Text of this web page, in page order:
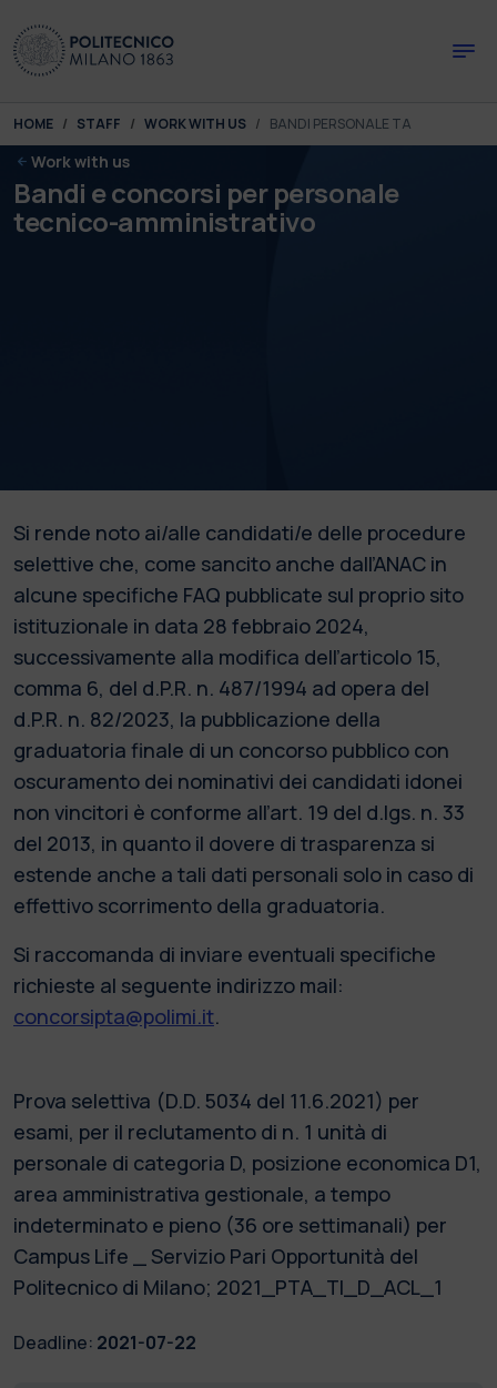
You are here:
HOME STAFF WORK WITH US BANDI PERSONALE TA
Work with us
Bandi e concorsi per personale
tecnico-amministrativo
Si rende noto ai/alle candidati/e delle procedure
selettive che, come sancito anche dall’ANAC in
alcune specifiche FAQ pubblicate sul proprio sito
istituzionale in data 28 febbraio 2024,
successivamente alla modifica dell’articolo 15,
comma 6, del d.P.R. n. 487/1994 ad opera del
d.P.R. n. 82/2023, la pubblicazione della
graduatoria finale di un concorso pubblico con
oscuramento dei nominativi dei candidati idonei
non vincitori è conforme all’art. 19 del d.lgs. n. 33
del 2013, in quanto il dovere di trasparenza si
estende anche a tali dati personali solo in caso di
effettivo scorrimento della graduatoria.
Si raccomanda di inviare eventuali specifiche
richieste al seguente indirizzo mail:
concorsipta@polimi.it.
Prova selettiva (D.D. 5034 del 11.6.2021) per
esami, per il reclutamento di n. 1 unità di
personale di categoria D, posizione economica D1,
area amministrativa gestionale, a tempo
indeterminato e pieno (36 ore settimanali) per
Campus Life _ Servizio Pari Opportunità del
Politecnico di Milano; 2021_PTA_TI_D_ACL_1
Deadline: 2021-07-22